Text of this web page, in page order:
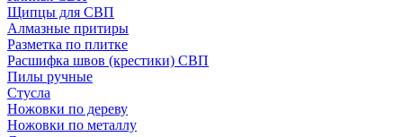
Щипцы для СВП
Алмазные притиры
Разметка по плитке
Расшифка швов (крестики) СВП
Пилы ручные
Стусла
Ножовки по дереву
Ножовки по металлу